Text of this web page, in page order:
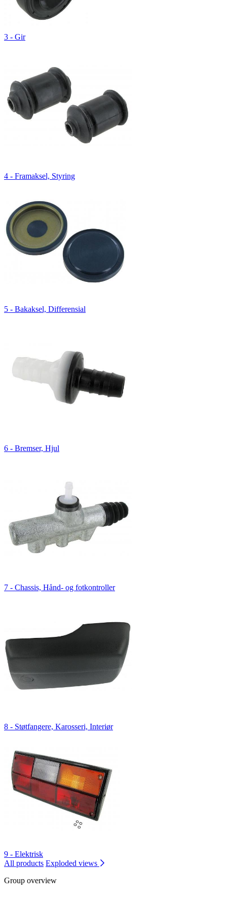
3 - Gir
4 - Framaksel, Styring
5 - Bakaksel, Differensial
6 - Bremser, Hjul
7 - Chassis, Hånd- og fotkontroller
8 - Støtfangere, Karosseri, Interiør
9 - Elektrisk
All products Exploded views
Group overview